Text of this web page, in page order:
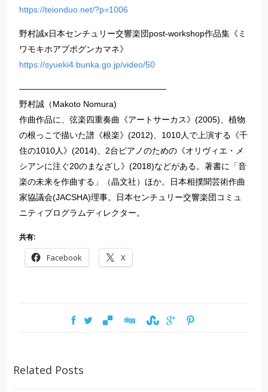
https://teionduo.net/?p=1006
野村誠x日本センチュリー交響楽団post-workshop作品集《ミ
ワモキホアプポグンカマネ》
https://syueki4.bunka.go.jp/video/50
—————————————————–
野村誠（Makoto Nomura)
作曲作品に、弦楽四重奏曲《アートサーカス》(2005)、植物
の根っこで描いた譜《根楽》(2012)、1010人で上演する《千
住の1010人》(2014)、2台ピアノのための《オリヴィエ・メ
シアンに注ぐ20のまなざし》(2018)などがある。著書に「音
楽の未来を作曲する」（晶文社）ほか。日本相撲聞芸術作曲
家協議会(JACSHA)理事。日本センチュリー交響楽団コミュ
ニティプログラムディレクター。
共有:
Facebook X
Related Posts